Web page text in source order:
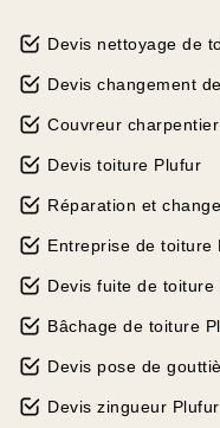
Devis nettoyage de
Devis changement
Couvreur
Devis toiture Plufur
Réparation et
Entreprise de toiture
Devis fuite de toiture
Bâchage de toiture
Devis pose de
Devis zingueur Plufur